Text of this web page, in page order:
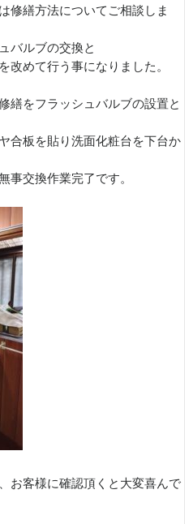
修繕方法についてご相談しま
バルブの交換と
改めて行う事になりました。
繕をフラッシュバルブの設置と
合板を貼り洗面化粧台を下台か
事交換作業完了です。
お客様に確認頂くと大変喜んで